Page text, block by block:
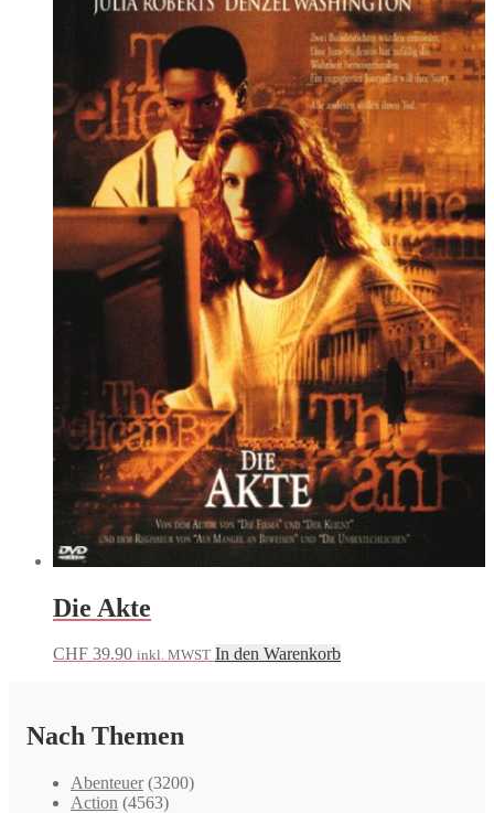
Die Akte
CHF 39.90 inkl. MWST In den Warenkorb
Nach Themen
Abenteuer (3200)
Action (4563)